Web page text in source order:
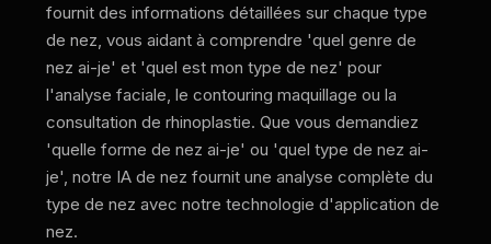
fournit des informations détaillées sur chaque type
de nez, vous aidant à comprendre 'quel genre de
nez ai-je' et 'quel est mon type de nez' pour
l'analyse faciale, le contouring maquillage ou la
consultation de rhinoplastie. Que vous demandiez
'quelle forme de nez ai-je' ou 'quel type de nez ai-
je', notre IA de nez fournit une analyse complète du
type de nez avec notre technologie d'application de
nez.